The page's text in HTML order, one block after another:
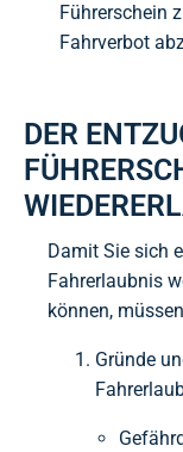
Führerschein
Fahrverbot
DER
Damit Sie sich
Fahrerlaubnis
können,
Gründe